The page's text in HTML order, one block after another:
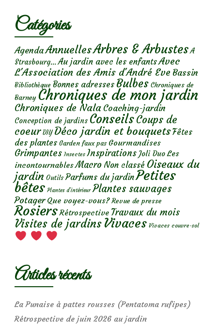
Catégories
AgendaAnnuellesArbres & Arbustes A
Strasbourg... Au jardin avec les enfantsAvec
L'Association des Amis d'André Eve Bassin
Bibliothèque Bonnes adresses Bulbes Chroniques de
Barney Chroniques de mon jardin
Chroniques de Nala Coaching-jardin
Conception de jardins ConseilsCoups de
coeur DIY Déco jardin et bouquetsFêtes
des plantes Garden faux pas Gourmandises
Grimpantes Insectes Inspirations Joli Duo Les
incontournables Macro Non classé Oiseaux du
jardin Outils Parfums du jardinPetites
bêtes Plantes d’intérieur Plantes sauvages
Potager Que voyez-vous? Revue de presse
Rosiers Rétrospective Travaux du mois
Visites de jardins Vivaces Vivaces couvre-sol
Articles récents
La Punaise à pattes rousses (Pentatoma rufipes)
Rétrospective de juin 2026 au jardin